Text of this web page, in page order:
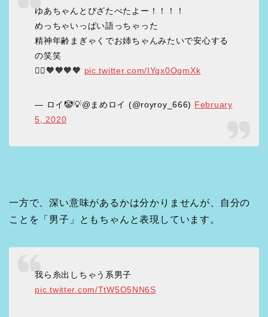
ゆあちゃんとぴざたべたよー！！！！
めっちゃいっぱい語っちゃった
精神年齢まぎゃくでお姉ちゃんみたいで安心する
の笑笑
🧚‍♂️🧡🧡🧡🧡 pic.twitter.com/IYqx0OqmXk
— ロイ🤡💡@まめロイ (@royroy_666) February
5, 2020
一方で、深い意味があるかは分かりませんが、自分の
ことを「男子」ともちゃんと表現しています。
我ら糸出しちゃう系男子
pic.twitter.com/TtW5O5NN6S